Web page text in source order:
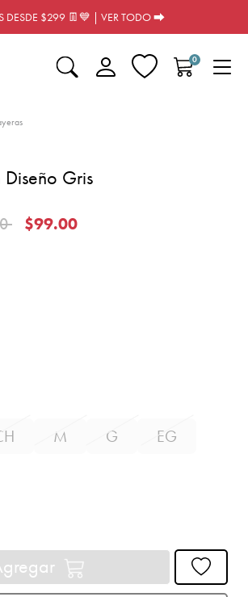
DESDE $299 👖💙 | VER TODO ⮕
0
Gris
de
a
$99.00
M G
EG